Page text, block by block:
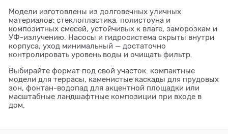
Модели изготовлены из долговечных уличных
материалов: стеклопластика, полистоуна и
композитных смесей, устойчивых к влаге, заморозкам и
УФ-излучению. Насосы и гидросистема скрыты внутри
корпуса, уход минимальный — достаточно
контролировать уровень воды и очищать фильтр.
Выбирайте формат под свой участок: компактные
модели для террасы, каменистые каскады для прудовых
зон, фонтан-водопад для акцентной площадки или
масштабные ландшафтные композиции при входе в
дом.